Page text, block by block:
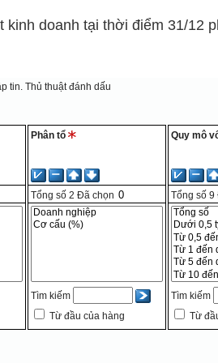
doanh tại thời điểm 31/12
tin.Thủ thuật đánh dấu
Phân tổ
Tổng số 2 Đã chọn
Tìm kiếm
Từ đầu của hàng
Quy mô
Tổng số 9
Tìm kiếm
Từ